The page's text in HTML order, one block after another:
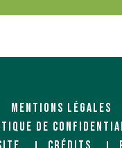
MENTIONS LÉGALES
DE